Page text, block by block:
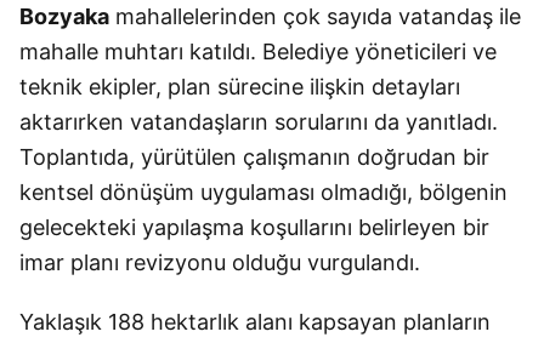
Bozyaka mahallelerinden çok sayıda vatandaş ile
mahalle muhtarı katıldı. Belediye yöneticileri ve
teknik ekipler, plan sürecine ilişkin detayları
aktarırken vatandaşların sorularını da yanıtladı.
Toplantıda, yürütülen çalışmanın doğrudan bir
kentsel dönüşüm uygulaması olmadığı, bölgenin
gelecekteki yapılaşma koşullarını belirleyen bir
imar planı revizyonu olduğu vurgulandı.
Yaklaşık 188 hektarlık alanı kapsayan planların